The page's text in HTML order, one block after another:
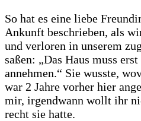
So hat es eine liebe
Ankunft beschrieben, als
und verloren in unserem
saßen: „Das Haus muss
annehmen.“ Sie wusste,
war 2 Jahre vorher hier
mir, irgendwann wollt ihr
recht sie hatte.